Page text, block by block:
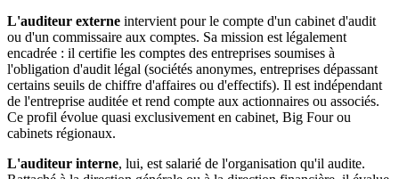
L'auditeur externe intervient pour le compte d'un cabinet d'audit
ou d'un commissaire aux comptes. Sa mission est légalement
encadrée : il certifie les comptes des entreprises soumises à
l'obligation d'audit légal (sociétés anonymes, entreprises dépassant
certains seuils de chiffre d'affaires ou d'effectifs). Il est indépendant
de l'entreprise auditée et rend compte aux actionnaires ou associés.
Ce profil évolue quasi exclusivement en cabinet, Big Four ou
cabinets régionaux.
L'auditeur interne, lui, est salarié de l'organisation qu'il audite.